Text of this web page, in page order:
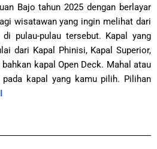
Bajo tahun 2025 dengan berlayar
wisatawan yang ingin melihat dari
pulau-pulau tersebut. Kapal yang
dari Kapal Phinisi, Kapal Superior,
kapal Open Deck. Mahal atau
kapal yang kamu pilih. Pilihan